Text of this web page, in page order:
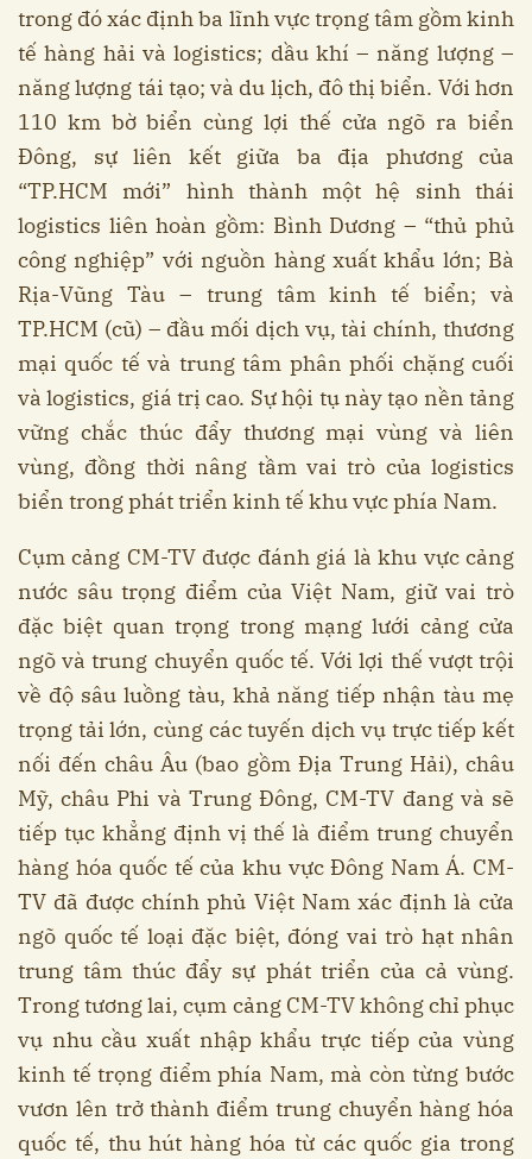
trong đó xác định ba lĩnh vực trọng tâm gồm kinh
tế hàng hải và logistics; dầu khí – năng lượng –
năng lượng tái tạo; và du lịch, đô thị biển. Với hơn
110 km bờ biển cùng lợi thế cửa ngõ ra biển
Đông, sự liên kết giữa ba địa phương của
“TP.HCM mới” hình thành một hệ sinh thái
logistics liên hoàn gồm: Bình Dương – “thủ phủ
công nghiệp” với nguồn hàng xuất khẩu lớn; Bà
Rịa-Vũng Tàu – trung tâm kinh tế biển; và
TP.HCM (cũ) – đầu mối dịch vụ, tài chính, thương
mại quốc tế và trung tâm phân phối chặng cuối
và logistics, giá trị cao. Sự hội tụ này tạo nền tảng
vững chắc thúc đẩy thương mại vùng và liên
vùng, đồng thời nâng tầm vai trò của logistics
biển trong phát triển kinh tế khu vực phía Nam.
Cụm cảng CM-TV được đánh giá là khu vực cảng
nước sâu trọng điểm của Việt Nam, giữ vai trò
đặc biệt quan trọng trong mạng lưới cảng cửa
ngõ và trung chuyển quốc tế. Với lợi thế vượt trội
về độ sâu luồng tàu, khả năng tiếp nhận tàu mẹ
trọng tải lớn, cùng các tuyến dịch vụ trực tiếp kết
nối đến châu Âu (bao gồm Địa Trung Hải), châu
Mỹ, châu Phi và Trung Đông, CM-TV đang và sẽ
tiếp tục khẳng định vị thế là điểm trung chuyển
hàng hóa quốc tế của khu vực Đông Nam Á. CM-
TV đã được chính phủ Việt Nam xác định là cửa
ngõ quốc tế loại đặc biệt, đóng vai trò hạt nhân
trung tâm thúc đẩy sự phát triển của cả vùng.
Trong tương lai, cụm cảng CM-TV không chỉ phục
vụ nhu cầu xuất nhập khẩu trực tiếp của vùng
kinh tế trọng điểm phía Nam, mà còn từng bước
vươn lên trở thành điểm trung chuyển hàng hóa
quốc tế, thu hút hàng hóa từ các quốc gia trong